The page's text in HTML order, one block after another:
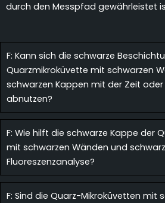
durch den Messpfad gewährleistet
F: Kann sich die schwarze
Quarzmikroküvette mit schwarzen
schwarzen Kappen mit der Zeit oder
abnutzen?
F: Wie hilft die schwarze Kappe der
mit schwarzen Wänden und
Fluoreszenzanalyse?
F: Sind die Quarz-Mikroküvetten mit